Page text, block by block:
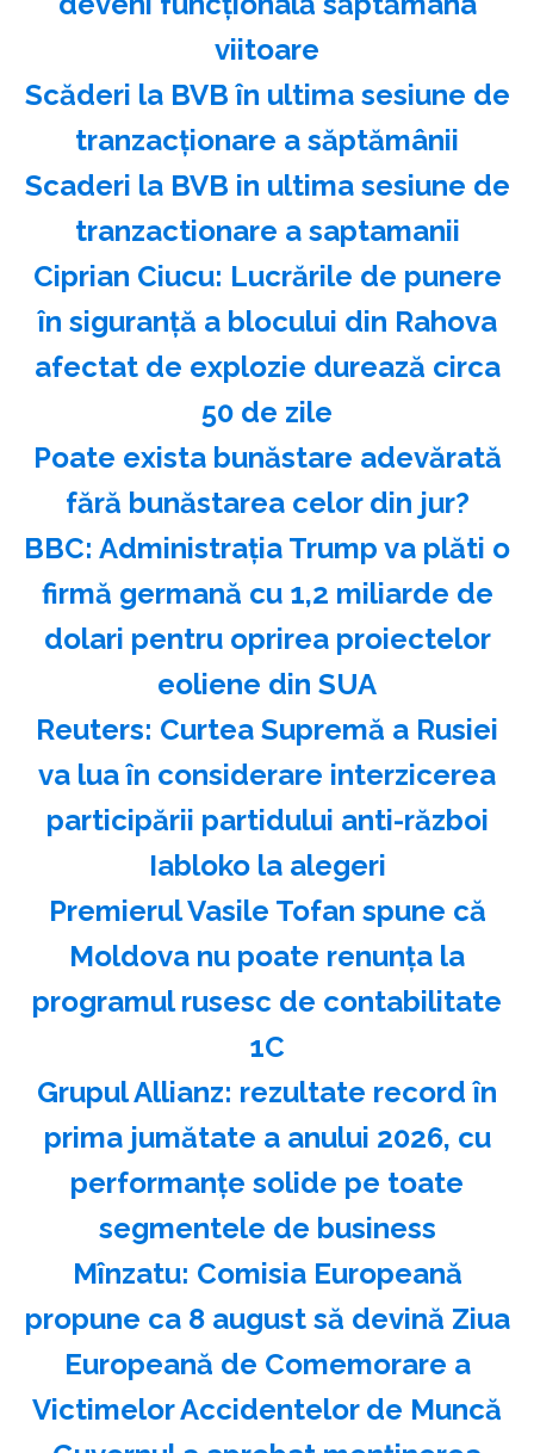
viitoare
Scăderi la BVB în ultima sesiune de
tranzacţionare a săptămânii
Scaderi la BVB in ultima sesiune de
tranzactionare a saptamanii
Ciprian Ciucu: Lucrările de punere
în siguranţă a blocului din Rahova
afectat de explozie durează circa
50 de zile
Poate exista bunăstare adevărată
fără bunăstarea celor din jur?
BBC: Administraţia Trump va plăti o
firmă germană cu 1,2 miliarde de
dolari pentru oprirea proiectelor
eoliene din SUA
Reuters: Curtea Supremă a Rusiei
va lua în considerare interzicerea
participării partidului anti-război
Iabloko la alegeri
Premierul Vasile Tofan spune că
Moldova nu poate renunţa la
programul rusesc de contabilitate
1C
Grupul Allianz: rezultate record în
prima jumătate a anului 2026, cu
performanțe solide pe toate
segmentele de business
Mînzatu: Comisia Europeană
propune ca 8 august să devină Ziua
Europeană de Comemorare a
Victimelor Accidentelor de Muncă